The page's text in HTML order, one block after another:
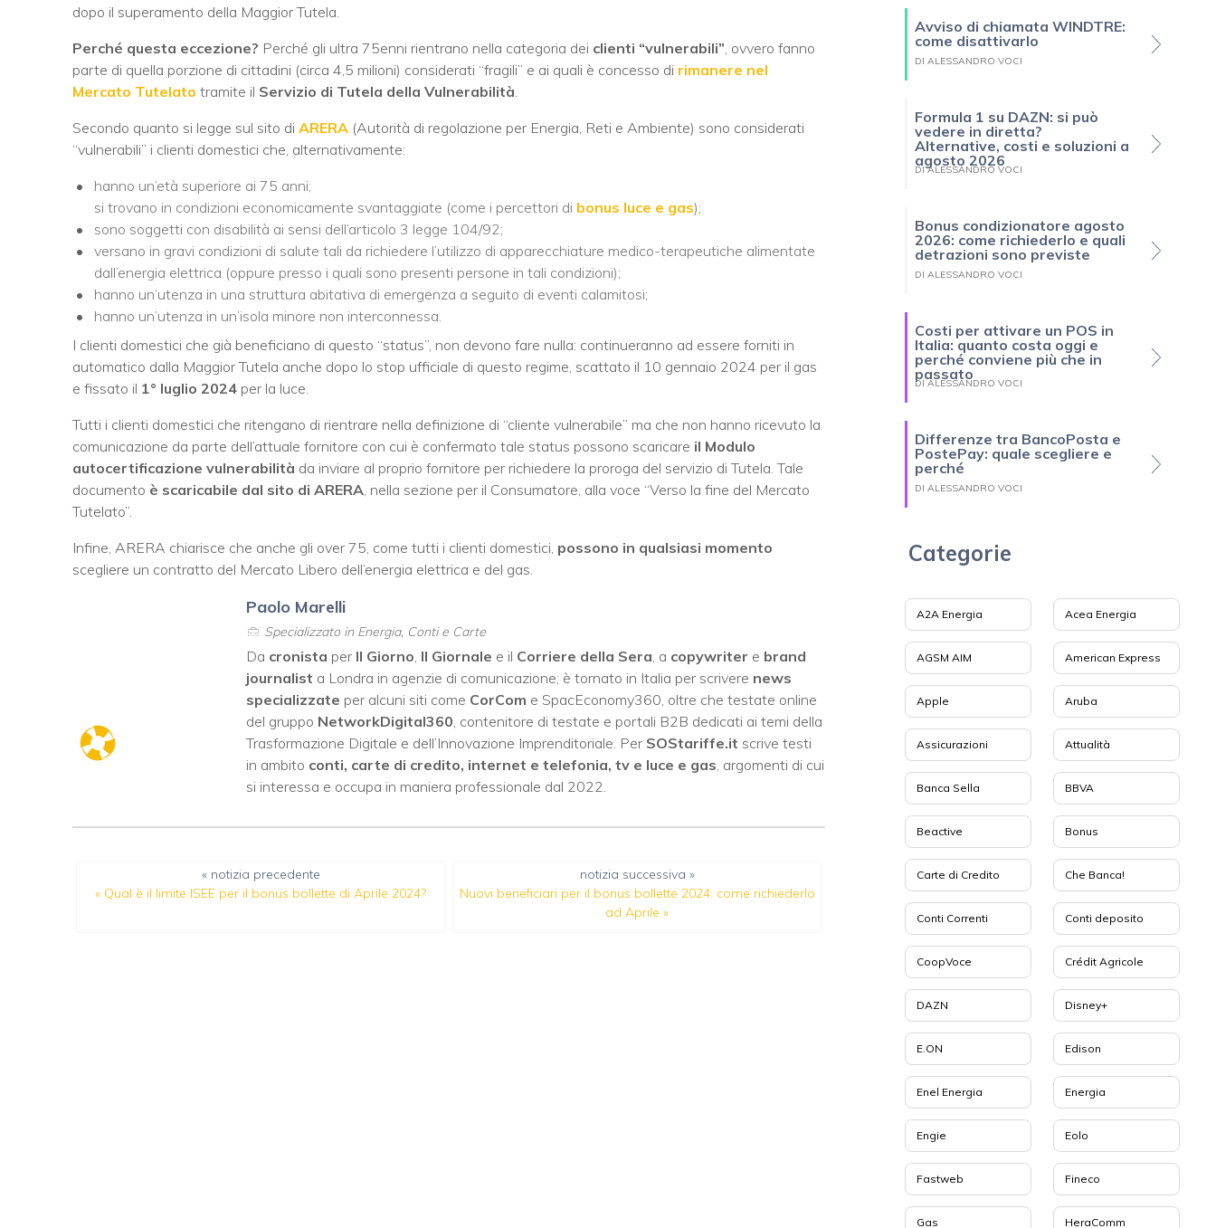
dopo il superamento della Maggior Tutela.
Perché questa eccezione? Perché gli ultra 75enni rientrano nella categoria dei clienti “vulnerabili” , ovvero fanno
parte di quella porzione di cittadini (circa 4,5 milioni) considerati “fragili” e ai quali è concesso di rimanere nel
Mercato Tutelato tramite il Servizio di Tutela della Vulnerabilità
Secondo quanto si legge sul sito di ARERA (Autorità di regolazione per Energia, Reti e Ambiente) sono considerati
“vulnerabili” i clienti domestici che, alternativamente:
hanno un’età superiore ai 75 anni;
si trovano in condizioni economicamente svantaggiate (come i percettori di bonus luce e gas);
sono soggetti con disabilità ai sensi dell’articolo 3 legge 104/92;
versano in gravi condizioni di salute tali da richiedere l’utilizzo di apparecchiature medico-terapeutiche alimentate
dall’energia elettrica (oppure presso i quali sono presenti persone in tali condizioni);
hanno un’utenza in una struttura abitativa di emergenza a seguito di eventi calamitosi;
hanno un’utenza in un’isola minore non interconnessa.
I clienti domestici che già beneficiano di questo “status”, non devono fare nulla: continueranno ad essere forniti in
automatico dalla Maggior Tutela anche dopo lo stop ufficiale di questo regime, scattato il 10 gennaio 2024 per il gas
e fissato il 1° luglio 2024 per la luce.
Tutti i clienti domestici che ritengano di rientrare nella definizione di “cliente vulnerabile” ma che non hanno ricevuto la
comunicazione da parte dell’attuale fornitore con cui è confermato tale status possono scaricare il Modulo
autocertificazione vulnerabilità da inviare al proprio fornitore per richiedere la proroga del servizio di Tutela. Tale
documento è scaricabile dal sito di ARERA , nella sezione per il Consumatore, alla voce “Verso la fine del Mercato
Tutelato”.
Infine, ARERA chiarisce che anche gli over 75, come tutti i clienti domestici, possono in qualsiasi momento
scegliere un contratto del Mercato Libero dell’energia elettrica e del gas.
Paolo Marelli
Specializzato in Energia, Conti e Carte
Da cronista per Il Giorno Il Giornale e il Corriere della Sera , a copywriter e brand
journalist a Londra in agenzie di comunicazione; è tornato in Italia per scrivere news
specializzate per alcuni siti come CorCom e SpacEconomy360, oltre che testate online
del gruppo NetworkDigital360 , contenitore di testate e portali B2B dedicati ai temi della
Trasformazione Digitale e dell’Innovazione Imprenditoriale. Per SOStariffe.it scrive testi
in ambito conti, carte di credito, internet e telefonia, tv e luce e gas , argomenti di cui
si interessa e occupa in maniera professionale dal 2022.
« notizia precedente
« Qual è il limite ISEE per il bonus bollette di Aprile 2024?
notizia successiva »
Nuovi beneficiari per il bonus bollette 2024: come richiederlo
ad Aprile »
Avviso di chiamata WINDTRE:
come disattivarlo
DI ALESSANDRO VOCI
Formula 1 su DAZN: si può
vedere in diretta?
Alternative, costi e soluzioni a
agosto 2026
DI ALESSANDRO VOCI
Bonus condizionatore agosto
2026: come richiederlo e quali
detrazioni sono previste
DI ALESSANDRO VOCI
Costi per attivare un POS in
Italia: quanto costa oggi e
perché conviene più che in
passato
DI ALESSANDRO VOCI
Differenze tra BancoPosta e
PostePay: quale scegliere e
perché
DI ALESSANDRO VOCI
Categorie
A2A Energia Acea Energia
AGSM AIM American Express
Apple Aruba
Assicurazioni Attualità
Banca Sella BBVA
Beactive Bonus
Carte di Credito Che Banca!
Conti Correnti Conti deposito
CoopVoce Crédit Agricole
DAZN Disney+
E.ON Edison
Enel Energia Energia
Engie Eolo
Fastweb Fineco
Gas HeraComm